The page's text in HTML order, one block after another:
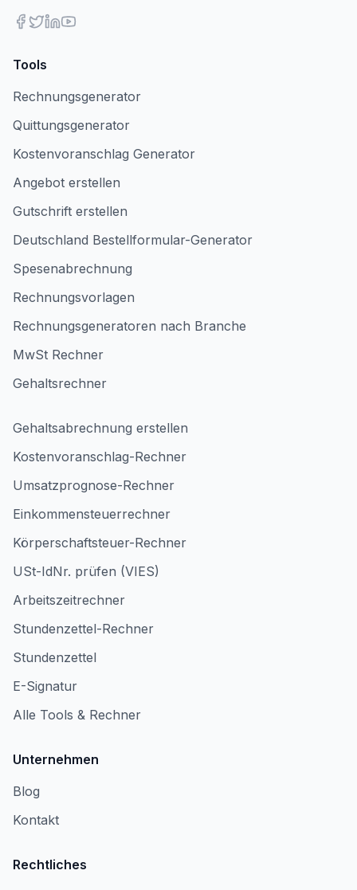
Tools
Rechnungsgenerator
Quittungsgenerator
Kostenvoranschlag Generator
Angebot erstellen
Gutschrift erstellen
Deutschland Bestellformular-Generator
Spesenabrechnung
Rechnungsvorlagen
Rechnungsgeneratoren nach Branche
MwSt Rechner
Gehaltsrechner
Gehaltsabrechnung erstellen
Kostenvoranschlag-Rechner
Umsatzprognose-Rechner
Einkommensteuerrechner
Körperschaftsteuer-Rechner
USt-IdNr. prüfen (VIES)
Arbeitszeitrechner
Stundenzettel-Rechner
Stundenzettel
E-Signatur
Alle Tools & Rechner
Unternehmen
Blog
Kontakt
Rechtliches